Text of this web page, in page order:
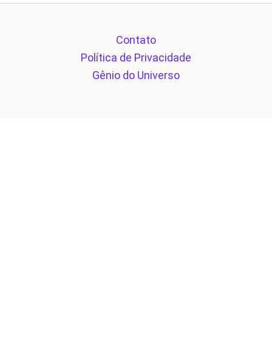
Contato
Política de Privacidade
Gênio do Universo